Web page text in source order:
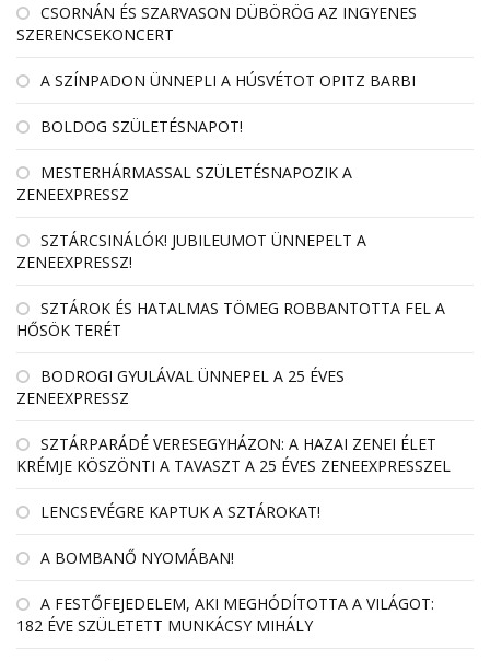
CSORNÁN ÉS SZARVASON DÜBÖRÖG AZ INGYENES
SZERENCSEKONCERT
A SZÍNPADON ÜNNEPLI A HÚSVÉTOT OPITZ BARBI
BOLDOG SZÜLETÉSNAPOT!
MESTERHÁRMASSAL SZÜLETÉSNAPOZIK A
ZENEEXPRESSZ
SZTÁRCSINÁLÓK! JUBILEUMOT ÜNNEPELT A
ZENEEXPRESSZ!
SZTÁROK ÉS HATALMAS TÖMEG ROBBANTOTTA FEL A
HŐSÖK TERÉT
BODROGI GYULÁVAL ÜNNEPEL A 25 ÉVES
ZENEEXPRESSZ
SZTÁRPARÁDÉ VERESEGYHÁZON: A HAZAI ZENEI ÉLET
KRÉMJE KÖSZÖNTI A TAVASZT A 25 ÉVES ZENEEXPRESSZEL
LENCSEVÉGRE KAPTUK A SZTÁROKAT!
A BOMBANŐ NYOMÁBAN!
A FESTŐFEJEDELEM, AKI MEGHÓDÍTOTTA A VILÁGOT:
182 ÉVE SZÜLETETT MUNKÁCSY MIHÁLY